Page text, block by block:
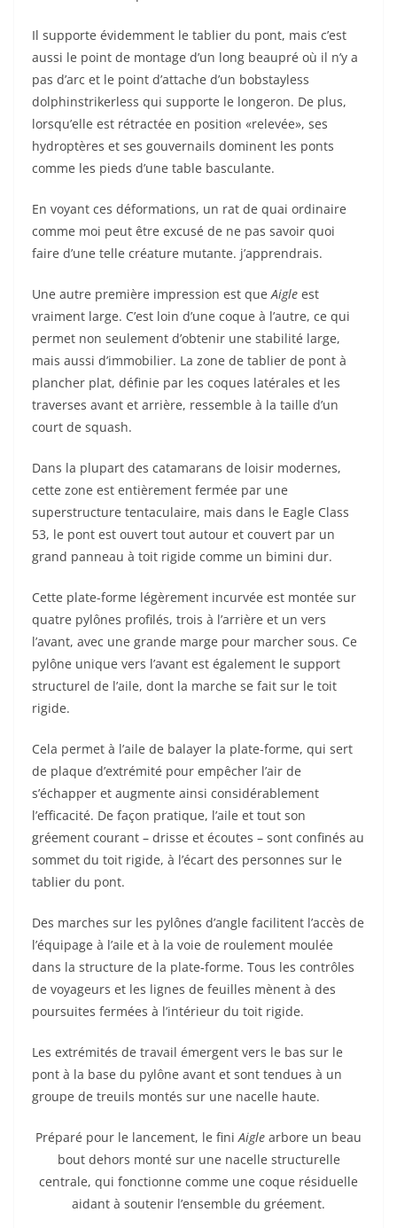
Il supporte évidemment le tablier du pont, mais c’est
aussi le point de montage d’un long beaupré où il n’y a
pas d’arc et le point d’attache d’un bobstayless
dolphinstrikerless qui supporte le longeron. De plus,
lorsqu’elle est rétractée en position «relevée», ses
hydroptères et ses gouvernails dominent les ponts
comme les pieds d’une table basculante.
En voyant ces déformations, un rat de quai ordinaire
comme moi peut être excusé de ne pas savoir quoi
faire d’une telle créature mutante. j’apprendrais.
Une autre première impression est queAigle est
vraiment large. C’est loin d’une coque à l’autre, ce qui
permet non seulement d’obtenir une stabilité large,
mais aussi d’immobilier. La zone de tablier de pont à
plancher plat, définie par les coques latérales et les
traverses avant et arrière, ressemble à la taille d’un
court de squash.
Dans la plupart des catamarans de loisir modernes,
cette zone est entièrement fermée par une
superstructure tentaculaire, mais dans le Eagle Class
53, le pont est ouvert tout autour et couvert par un
grand panneau à toit rigide comme un bimini dur.
Cette plate-forme légèrement incurvée est montée sur
quatre pylônes profilés, trois à l’arrière et un vers
l’avant, avec une grande marge pour marcher sous. Ce
pylône unique vers l’avant est également le support
structurel de l’aile, dont la marche se fait sur le toit
rigide.
Cela permet à l’aile de balayer la plate-forme, qui sert
de plaque d’extrémité pour empêcher l’air de
s’échapper et augmente ainsi considérablement
l’efficacité. De façon pratique, l’aile et tout son
gréement courant – drisse et écoutes – sont confinés au
sommet du toit rigide, à l’écart des personnes sur le
tablier du pont.
Des marches sur les pylônes d’angle facilitent l’accès de
l’équipage à l’aile et à la voie de roulement moulée
dans la structure de la plate-forme. Tous les contrôles
de voyageurs et les lignes de feuilles mènent à des
poursuites fermées à l’intérieur du toit rigide.
Les extrémités de travail émergent vers le bas sur le
pont à la base du pylône avant et sont tendues à un
groupe de treuils montés sur une nacelle haute.
Préparé pour le lancement, le finiAigle arbore un beau
bout dehors monté sur une nacelle structurelle
centrale, qui fonctionne comme une coque résiduelle
aidant à soutenir l’ensemble du gréement.